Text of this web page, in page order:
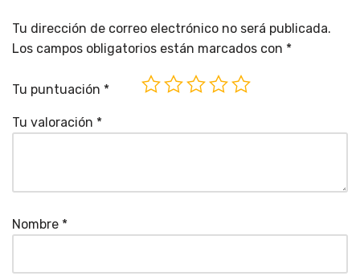
Tu dirección de correo electrónico no será publicada.
Los campos obligatorios están marcados con *
Tu puntuación *
Tu valoración *
Nombre *